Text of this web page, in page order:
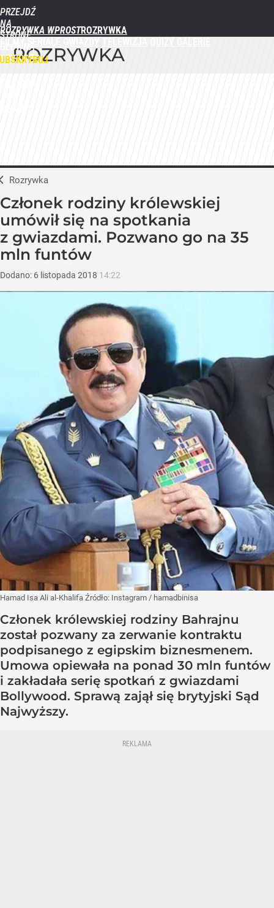
PRZEJDŹ
NA
STRONĘ
GŁÓWNĄ
WPROST.PL
ROZRYWKA WPROST
ROZRYWKA
Rozrywka
Członek rodziny królewskiej
umówił się na spotkania
z gwiazdami. Pozwano go na 35
mln funtów
Dodano: 6 listopada 2018 14:22
Hamad Isa Ali al-Khalifa Źródło: Instagram / hamadbinisa
Członek królewskiej rodziny Bahrajnu
został pozwany za zerwanie kontraktu
podpisanego z egipskim biznesmenem.
Umowa opiewała na ponad 30 mln funtów
i zakładała serię spotkań z gwiazdami
Bollywood. Sprawą zajął się brytyjski Sąd
Najwyższy.